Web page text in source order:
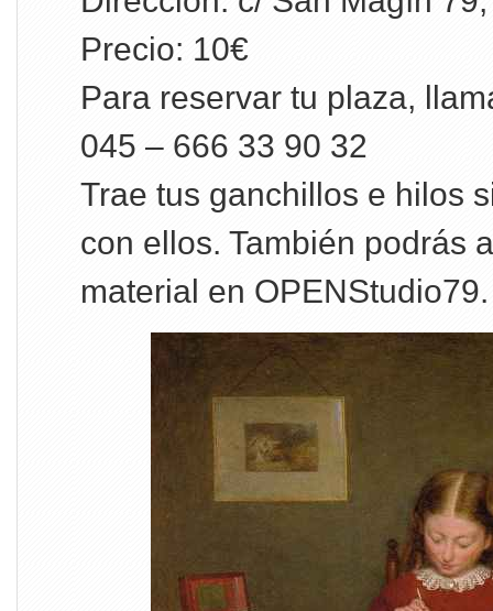
Precio: 10€
Para reservar tu plaza,
045 – 666 33 90 32
Trae tus ganchillos e hilos
con ellos. También podrás
material en OPENStudio79.